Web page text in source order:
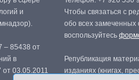
и
– 85438 от
в
03.05.2011
Чтобы связаться с
обо всех замеченных
воспользуйтесь
Републикация
изданиях (книгах,